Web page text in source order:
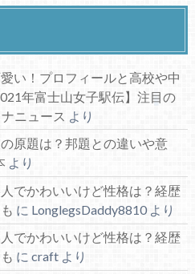
い！プロフィールと高校や中
年富士山女子駅伝】注目の
ニュース より
原題は？邦題との違いや意
より
でかわいいけど性格は？経歴
に LonglegsDaddy8810より
でかわいいけど性格は？経歴
に craftより